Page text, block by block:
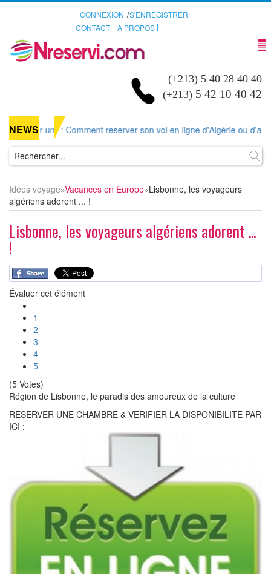
CONNEXION /S'ENREGISTRER
CONTACT
A PROPOS
(+213) 5 40 28 40 40
(+213) 5 42 10 40 42
NEWS
un- : Comment reserver son vol en ligne d'Algérie ou d'ailleurs
Idées voyage»Vacances en Europe»Lisbonne, les voyageurs
algériens adorent ... !
Lisbonne, les voyageurs algériens adorent ...
!
Évaluer cet élément
1
2
3
4
5
(5 Votes)
Région de Lisbonne, le paradis des amoureux de la culture
RESERVER UNE CHAMBRE & VERIFIER LA DISPONIBILITE PAR
ICI :